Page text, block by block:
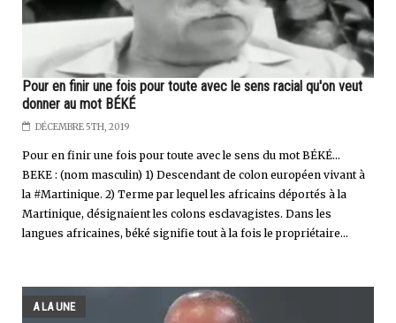
Pour en finir une fois pour toute avec le sens racial qu'on veut
donner au mot BÉKÉ
DÉCEMBRE 5TH, 2019
Pour en finir une fois pour toute avec le sens du mot BÉKÉ...
BEKE : (nom masculin) 1) Descendant de colon européen vivant à
la #Martinique. 2) Terme par lequel les africains déportés à la
Martinique, désignaient les colons esclavagistes. Dans les
langues africaines, béké signifie tout à la fois le propriétaire...
A LA UNE